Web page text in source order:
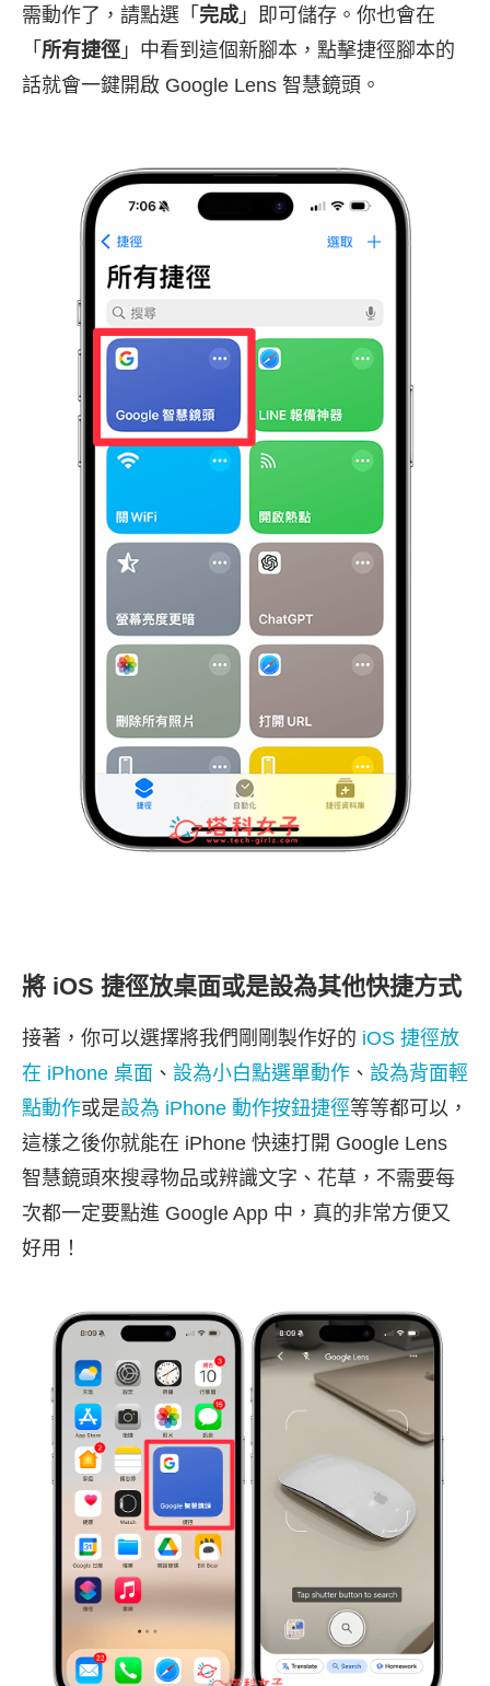
需動作了，請點選「 完成 」即可儲存。你也會在
「 所有捷徑 」中看到這個新腳本，點擊捷徑腳本的
話就會一鍵開啟 Google Lens 智慧鏡頭。
將 iOS 捷徑放桌面或是設為其他快捷方式
接著，你可以選擇將我們剛剛製作好的 iOS 捷徑放
在 iPhone 桌面 、 設為小白點選單動作 、 設為背面輕
點動作或是設為 iPhone 動作按鈕捷徑等等都可以，
這樣之後你就能在 iPhone 快速打開 Google Lens
智慧鏡頭來搜尋物品或辨識文字、花草，不需要每
次都一定要點進 Google App 中，真的非常方便又
好用！